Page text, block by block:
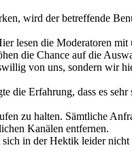
wird der betreffende
lesen die Moderatoren
die Chance auf die
von uns, sondern wir
die Erfahrung, dass es
zu halten. Sämtliche
Kanälen entfernen.
in der Hektik leider nicht